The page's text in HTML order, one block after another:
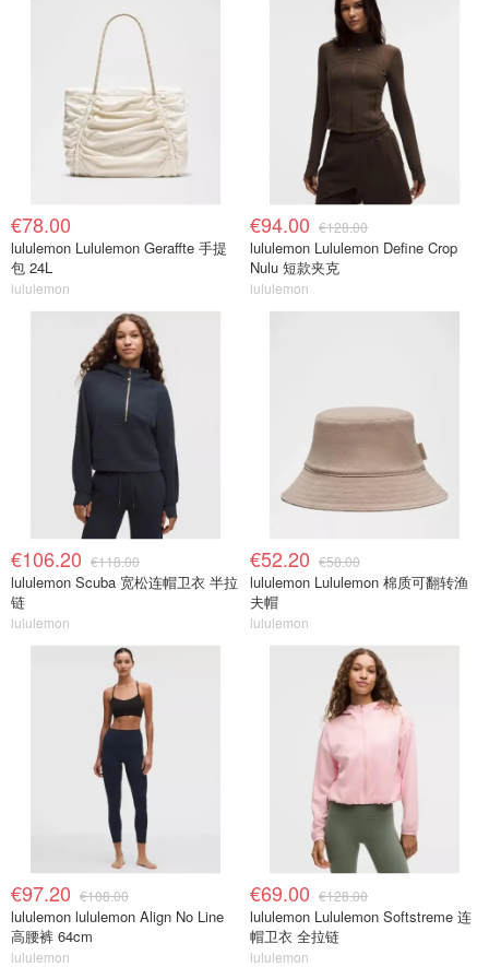
€78.00
lululemon Lululemon Geraffte 手提
包 24L
lululemon
€94.00 €128.00
lululemon Lululemon Define Crop
Nulu 短款夹克
lululemon
€106.20 €118.00
lululemon Scuba 宽松连帽卫衣 半拉
链
lululemon
€52.20 €58.00
lululemon Lululemon 棉质可翻转渔
夫帽
lululemon
€97.20 €108.00
lululemon lululemon Align No Line
高腰裤 64cm
lululemon
€69.00 €128.00
lululemon Lululemon Softstreme 连
帽卫衣 全拉链
lululemon